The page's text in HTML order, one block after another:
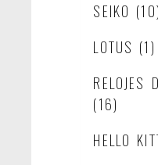
SEIKO (10)
LOTUS (1)
RELOJES
(16)
HELLO